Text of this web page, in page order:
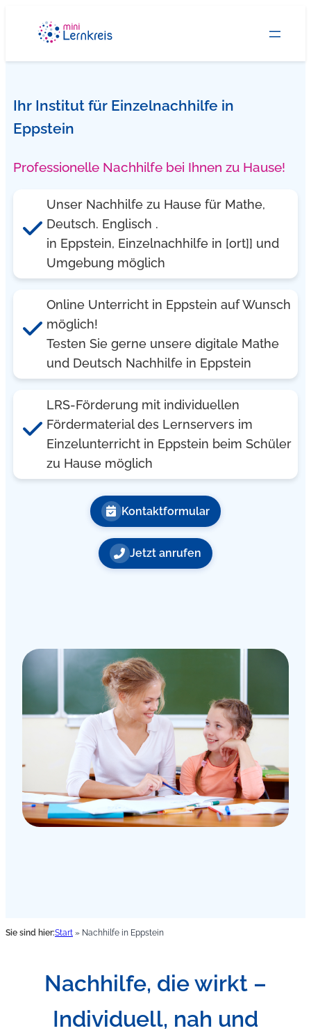
springen
Ihr Institut für Einzelnachhilfe in
Eppstein
Professionelle Nachhilfe bei Ihnen zu Hause!
Unser Nachhilfe zu Hause für Mathe,
Deutsch. Englisch .
in Eppstein, Einzelnachhilfe in [ort]] und
Umgebung möglich
Online Unterricht in Eppstein auf Wunsch
möglich!
Testen Sie gerne unsere digitale Mathe
und Deutsch Nachhilfe in Eppstein
LRS-Förderung mit individuellen
Fördermaterial des Lernservers im
Einzelunterricht in Eppstein beim Schüler
zu Hause möglich
Kontaktformular
Jetzt anrufen
Sie sind hier:Start » Nachhilfe in Eppstein
Nachhilfe, die wirkt –
Individuell, nah und